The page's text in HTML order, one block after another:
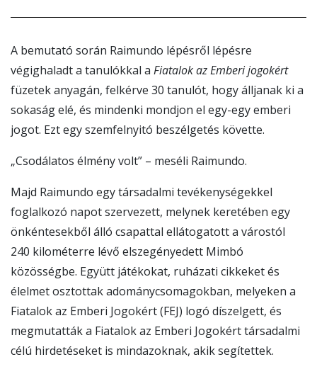
A bemutató során Raimundo lépésről lépésre
végighaladt a tanulókkal a Fiatalok az Emberi jogokért
füzetek anyagán, felkérve 30 tanulót, hogy álljanak ki a
sokaság elé, és mindenki mondjon el egy-egy emberi
jogot. Ezt egy szemfelnyitó beszélgetés követte.
„Csodálatos élmény volt” – meséli Raimundo.
Majd Raimundo egy társadalmi tevékenységekkel
foglalkozó napot szervezett, melynek keretében egy
önkéntesekből álló csapattal ellátogatott a várostól
240 kilométerre lévő elszegényedett Mimbó
közösségbe. Együtt játékokat, ruházati cikkeket és
élelmet osztottak adománycsomagokban, melyeken a
Fiatalok az Emberi Jogokért (FEJ) logó díszelgett, és
megmutatták a Fiatalok az Emberi Jogokért társadalmi
célú hirdetéseket is mindazoknak, akik segítettek.